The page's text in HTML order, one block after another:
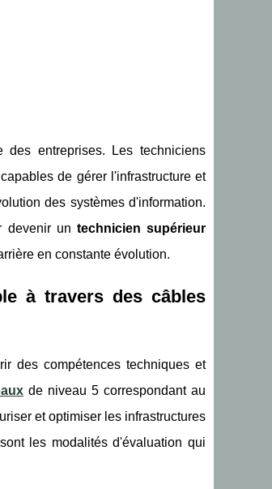
entreprises. Les techniciens
de gérer l'infrastructure et
des systèmes d'information.
devenir un technicien supérieur
en constante évolution.
à travers des câbles
des compétences techniques et
de niveau 5 correspondant au
et optimiser les infrastructures
les modalités d'évaluation qui